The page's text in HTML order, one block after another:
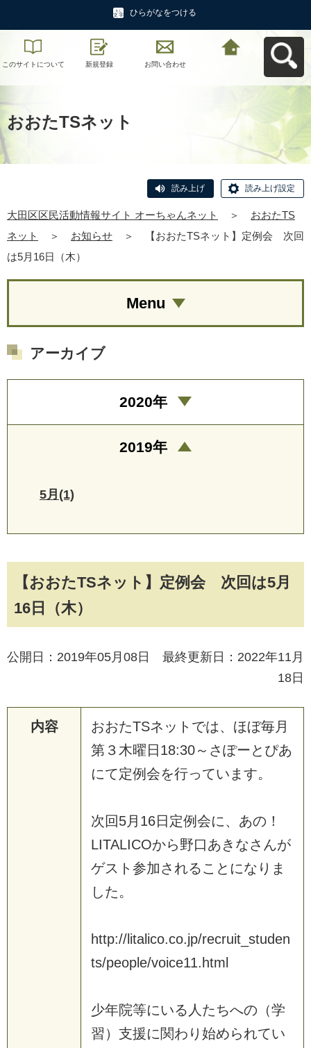
ひらがなをつける
このサイトについて 新規登録 お問い合わせ
おおたTSネット
読み上げ 読み上げ設定
大田区区民活動情報サイト オーちゃんネット ＞
おおたTS
ネット
＞ お知らせ ＞
【おおたTSネット】定例会 次回
は5月16日（木）
【おおたTSネット】定例会 次回は5月
16日（木）
公開日：2019年05月08日 最終更新日：2022年11月
18日
内容
おおたTSネットでは、ほぼ毎月
第３木曜日18:30～さぽーとぴあ
にて定例会を行っています。
次回5月16日定例会に、あの！
LITALICOから野口あきなさんが
ゲスト参加されることになりま
した。
http://litalico.co.jp/recruit_studen
ts/people/voice11.html
少年院等にいる人たちへの（学
習）支援に関わり始められてい
Menu
アーカイブ
2020年
2019年
5月(1)